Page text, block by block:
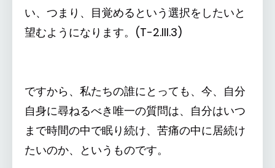
い、つまり、目覚めるという選択をしたいと
望むようになります。(T-2.III.3)
ですから、私たちの誰にとっても、今、自分
自身に尋ねるべき唯一の質問は、自分はいつ
まで時間の中で眠り続け、苦痛の中に居続け
たいのか、というものです。